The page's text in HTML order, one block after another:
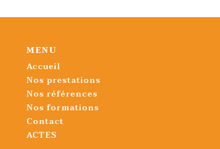
MENU
Accueil
Nos prestations
Nos références
Nos formations
Contact
ACTES